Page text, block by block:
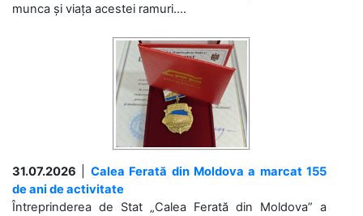
munca și viața acestei ramuri....
31.07.2026
Calea Ferată din Moldova a marcat 155
de ani de activitate
Întreprinderea de Stat „Calea Ferată din Moldova” a